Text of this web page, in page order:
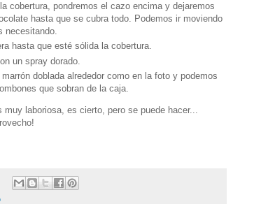
cobertura, pondremos el cazo encima y dejaremos
hasta que se cubra todo. Podemos ir moviendo
necesitando.
hasta que esté sólida la cobertura.
un spray dorado.
doblada alrededor como en la foto y podemos
que sobran de la caja.
laboriosa, es cierto, pero se puede hacer...